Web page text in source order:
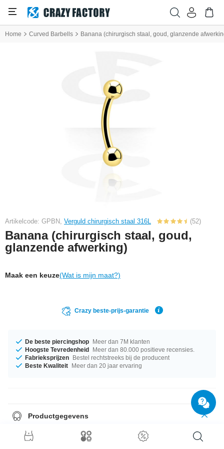
Home Curved Barbells Banana (chirurgisch staal, goud, glanzende
Artikelcode: GPBN, Verguld chirurgisch staal 316L (52)
Banana (chirurgisch staal, goud,
glanzende afwerking)
Maak een keuze(Wat is mijn maat?)
Crazy beste-prijs-garantie
De beste piercingshop Meer dan 7M klanten
Hoogste Tevredenheid Meer dan 80.000 positieve recensies.
Fabrieksprijzen Bestel rechtstreeks bij de producent
Beste Kwaliteit Meer dan 20 jaar ervaring
Productgegevens
Goud en schattig of hip en stijlvol. Dat ligt eraan, of je deze vergulde
banana in je lip, oor of wenkbrauw draagt. Hoe dan ook, deze banana is